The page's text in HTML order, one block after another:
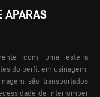
APARAS
com uma esteira
do perfil em usinagem.
são transportados
de interromper